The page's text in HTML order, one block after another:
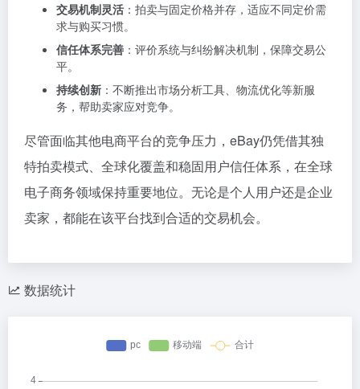
交易机制灵活 ：拍卖与固定价格并存，适应不同定价需
求与购买习惯。
信任体系完善 ：评价系统与纠纷解决机制，保障交易公
平。
持续创新 ：不断推出市场分析工具、物流优化等新服
务，帮助卖家应对竞争。
尽管面临其他电商平台的竞争压力，eBay仍凭借其独
特拍卖模式、全球化覆盖和稳固用户信任体系，在全球
电子商务领域保持重要地位。无论是个人用户还是企业
卖家，都能在该平台找到合适的交易机会。
数据统计